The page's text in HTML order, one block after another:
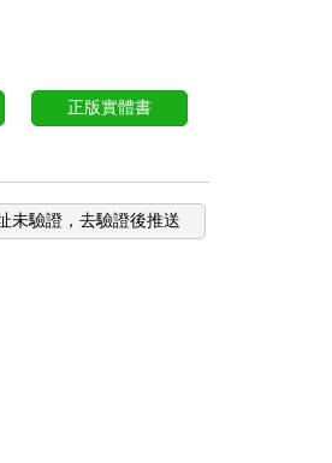
正版實體書
未驗證，去驗證後推送